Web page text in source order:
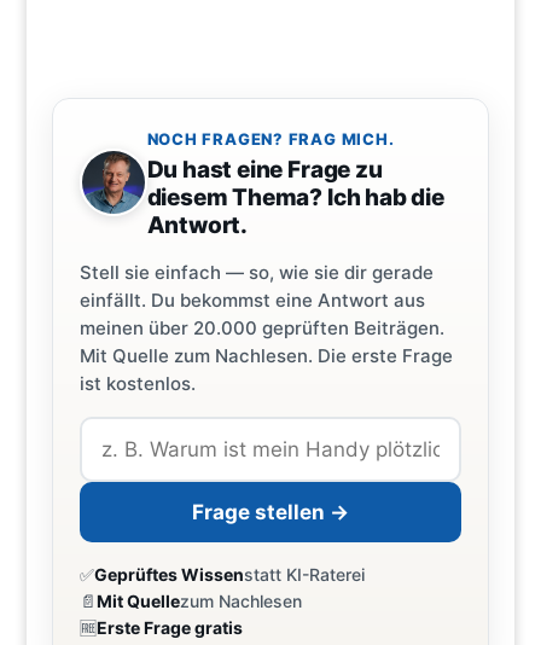
NOCH FRAGEN? FRAG MICH.
Du hast eine Frage zu
diesem Thema? Ich hab die
Antwort.
Stell sie einfach — so, wie sie dir gerade
einfällt. Du bekommst eine Antwort aus
meinen über 20.000 geprüften Beiträgen.
Mit Quelle zum Nachlesen. Die erste Frage
ist kostenlos.
Frage stellen →
✅Geprüftes Wissenstatt KI-Raterei
📄Mit Quellezum Nachlesen
🆓Erste Frage gratis